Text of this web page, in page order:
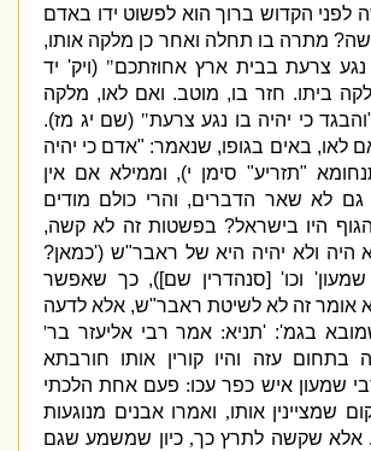
הקדוש ברוך הוא לפשוט ידו באדם
?מתרה בו תחלה ואחר כן מלקה אותו,
צרעת בבית ארץ אחוזתכם"
(ויק'יד
ביתו.חזר בו ,מוטב.ואם לאו,מלקה
כי יהיה בו נגע צרעת"
(שם יג מז ).
,באים בגופו,שנאמר: "אדם כי יהיה
"תזריע"סימן י),וממילא אם אין
לא שאר הדברים,והרי כולם מודים
היו בישראל?בפשטות זה לא קשה,
ולא יהיה היא של ראבר"ש('כמאן?
'וכו ' [סנהדרין שם]),כך שאפשר
זה לא לשיטת ראבר"ש,אלא לדעה
בגמ': 'תניא:אמר רבי אליעזר בר'
עזה והיו קורין אותו חורבתא
איש כפר עכו:פעם אחת הלכתי
שמציינין אותו,ואמרו אבנים מנוגעות
שקשה לתרץ כך,כיון שמשמע שגם